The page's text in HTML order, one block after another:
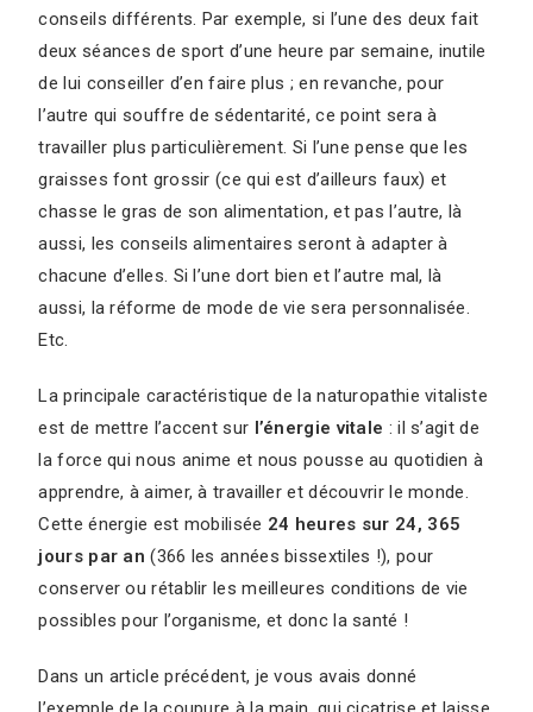
conseils différents. Par exemple, si l’une des deux fait
deux séances de sport d’une heure par semaine, inutile
de lui conseiller d’en faire plus ; en revanche, pour
l’autre qui souffre de sédentarité, ce point sera à
travailler plus particulièrement. Si l’une pense que les
graisses font grossir (ce qui est d’ailleurs faux) et
chasse le gras de son alimentation, et pas l’autre, là
aussi, les conseils alimentaires seront à adapter à
chacune d’elles. Si l’une dort bien et l’autre mal, là
aussi, la réforme de mode de vie sera personnalisée.
Etc.
La principale caractéristique de la naturopathie vitaliste
est de mettre l’accent sur l’énergie vitale : il s’agit de
la force qui nous anime et nous pousse au quotidien à
apprendre, à aimer, à travailler et découvrir le monde.
Cette énergie est mobilisée 24 heures sur 24, 365
jours par an (366 les années bissextiles !), pour
conserver ou rétablir les meilleures conditions de vie
possibles pour l’organisme, et donc la santé !
Dans un article précédent, je vous avais donné